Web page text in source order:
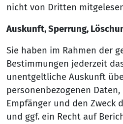
nicht von Dritten
Auskunft, Sperrung,
Sie haben im Rahmen der
Bestimmungen jederzeit
unentgeltliche Auskunft
personenbezogenen
Empfänger und den Zweck
und ggf. ein Recht auf